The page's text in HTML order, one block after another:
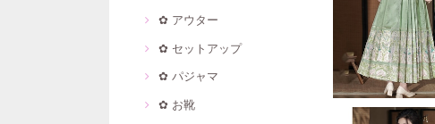
✿ アウター
✿ セットアップ
✿ パジャマ
✿ お靴